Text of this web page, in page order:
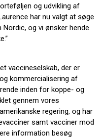
og udvikling af
har nu valgt at søge
og vi ønsker hende
vaccineselskab, der er
kommercialisering af
inden for koppe- og
gennem vores
regering, og har
samt vacciner mod
information besøg